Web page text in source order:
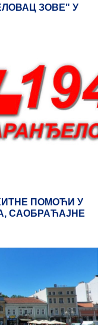
ЗОВЕ" У
ПОМОЋИ У
САОБРАЋАЈНЕ